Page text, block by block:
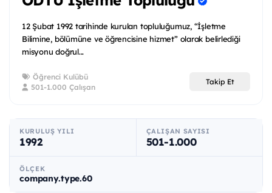
12 Şubat 1992 tarihinde kurulan topluluğumuz, “İşletme
Bilimine, bölümüne ve öğrencisine hizmet” olarak belirlediği
misyonu doğrul...
Öğrenci Kulübü
501-1.000 Çalışan
Takip Et
KURULUŞ YILI
1992
ÇALIŞAN SAYISI
501-1.000
ÖLÇEK
company.type.60